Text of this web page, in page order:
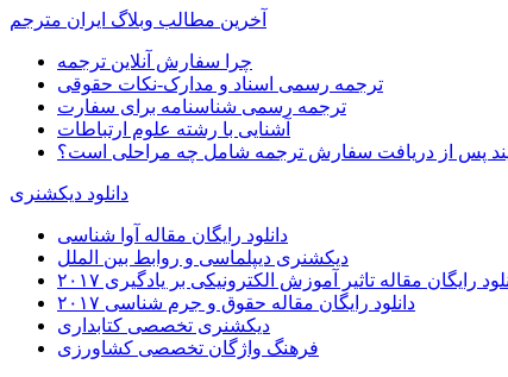
آخرین مطالب وبلاگ ایران مترجم
چرا سفارش آنلاین ترجمه
ترجمه رسمی اسناد و مدارک-نکات حقوقی
ترجمه رسمی شناسنامه برای سفارت
آشنایی با رشته علوم ارتباطات
پس از دریافت سفارش ترجمه شامل چه مراحلی است؟
دانلود دیکشنری
دانلود رایگان مقاله آوا شناسی
دیکشنری دیپلماسی و روابط بین الملل
رایگان مقاله تاثیر آموزش الکترونیکی بر یادگیری ۲۰۱۷
دانلود رایگان مقاله حقوق و جرم شناسی ۲۰۱۷
دیکشنری تخصصی کتابداری
فرهنگ واژگان تخصصی کشاورزی